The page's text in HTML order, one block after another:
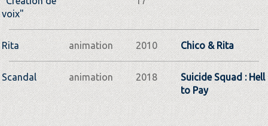
voix"
Rita animation 2010 Chico & Rita
Scandal animation 2018
Suicide Squad : Hell
to Pay